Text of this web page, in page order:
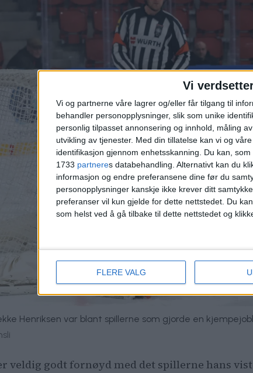
Vi
Vi og partnerne våre lagrer og/eller får tilgang til
behandler personopplysninger, slik som unike
personlig tilpasset annonsering og innhold, måling
utvikling av tjenester. Med din tillatelse kan vi og våre
identifikasjon gjennom enhetsskanning. Du kan,
1733 partneres databehandling. Alternativt kan du
informasjon og endre preferansene dine før du
personopplysninger kanskje ikke krever ditt
preferanser vil kun gjelde for dette nettstedet. Du
som helst ved å gå tilbake til dette nettstedet og
FLERE VALG
Henriksen var blant spillerne som gjorde en
veldig godt fornøyd med det spillerne hans